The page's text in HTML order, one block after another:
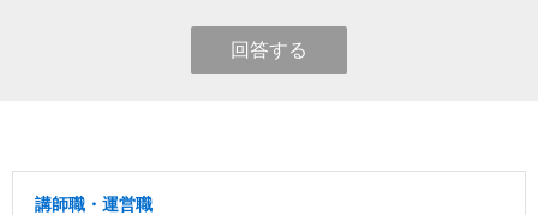
回答する
講師職・運営職